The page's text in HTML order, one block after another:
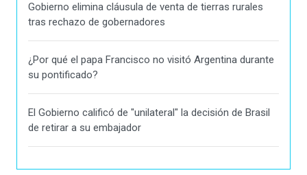
Gobierno elimina cláusula de venta de tierras rurales
tras rechazo de gobernadores
¿Por qué el papa Francisco no visitó Argentina durante
su pontificado?
El Gobierno calificó de "unilateral" la decisión de Brasil
de retirar a su embajador